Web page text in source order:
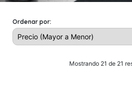
Ordenar por:
Mostrando 21 de 21